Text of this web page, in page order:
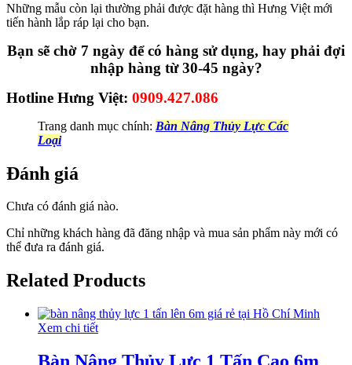
Những mẫu còn lại thường phải được đặt hàng thì Hưng Việt mới
tiến hành lắp ráp lại cho bạn.
Bạn sẽ chờ 7 ngày để có hàng sử dụng, hay phải đợi
nhập hàng từ 30-45 ngày?
Hotline Hưng Việt: 0909.427.086
Trang danh mục chính: Bàn Nâng Thủy Lực Các
Loại
Đánh giá
Chưa có đánh giá nào.
Chỉ những khách hàng đã đăng nhập và mua sản phẩm này mới có
thể đưa ra đánh giá.
Related Products
Xem chi tiết